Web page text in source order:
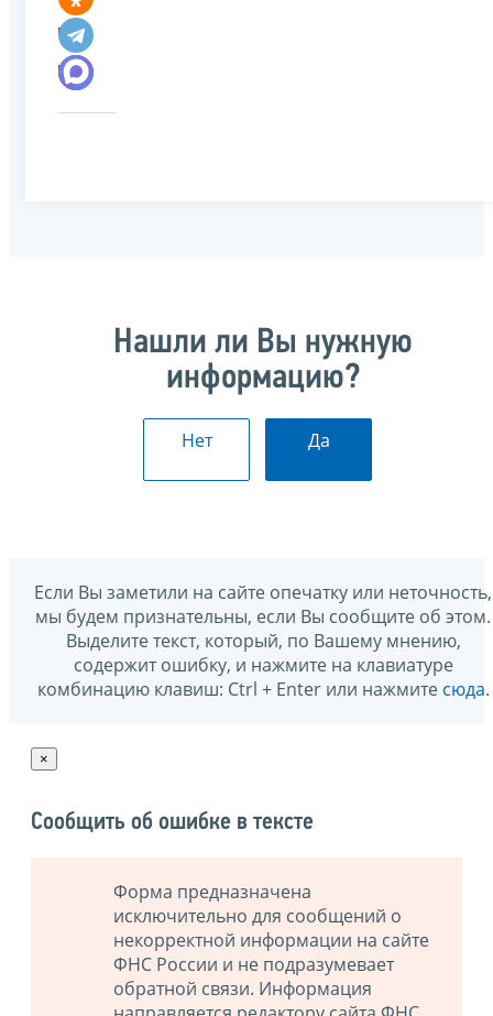
Нашли ли Вы нужную
информацию?
Нет Да
Если Вы заметили на сайте опечатку или неточность,
мы будем признательны, если Вы сообщите об этом.
Выделите текст, который, по Вашему мнению,
содержит ошибку, и нажмите на клавиатуре
комбинацию клавиш: Ctrl + Enter или нажмите сюда.
×
Сообщить об ошибке в тексте
Форма предназначена
исключительно для сообщений о
некорректной информации на сайте
ФНС России и не подразумевает
обратной связи. Информация